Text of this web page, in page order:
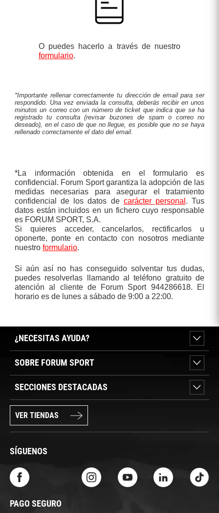
O puedes hacerlo a través de nuestro
formulario.
*Importante rellenar correctamente tu dirección de email para ser
respondido. Una vez enviada la consulta, deberás recibir en unos
minutos un correo con un número de ticket que indica que se ha
registrado tu consulta (revisar buzones de spam o correo no
deseado), en el caso de que no llegue, es posible que no se haya
rellenado correctamente el dato del email.
*La información obtenida en el formulario es
confidencial. Forum Sport garantiza la adopción de las
medidas necesarias para asegurar el tratamiento
confidencial de los datos de carácter personal . Tus
datos están incluidos en un fichero cuyo responsable
es FORUM SPORT, S.A.
Si quieres acceder, cancelarlos, rectificarlos u
oponerte, ponte en contacto con nosotros mediante
nuestro formulario.
Si aún así no has conseguido solventar tus dudas,
puedes resolverlas llamando al teléfono gratuito de
atención al cliente de Forum Sport 944286618. El
horario es de lunes a sábado de 9:00 a 22:00.
¿NECESITAS AYUDA?
SOBRE FORUM SPORT
SECCIONES DESTACADAS
VER TIENDAS
SÍGUENOS
PAGO SEGURO